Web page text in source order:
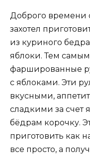
Доброго времени
захотел
из куриного
яблоки. Тем
фаршированные
с яблоками. Эти
вкусными,
сладкими за счет
бёдрам корочку.
приготовить как
все просто, а